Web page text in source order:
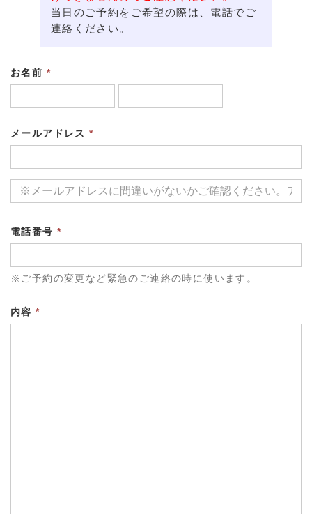
当日のご予約をご希望の際は、電話でご
連絡ください。
お名前 *
メールアドレス*
電話番号 *
※ご予約の変更など緊急のご連絡の時に使います。
内容*